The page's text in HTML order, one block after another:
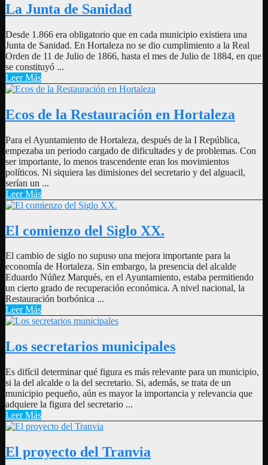
La Junta de Sanidad
Desde 1.866 era obligatorio que en cada municipio existiera una
Junta de Sanidad. En Hortaleza no se dio cumplimiento a la Real
Orden de 11 de Julio de 1866, hasta el mes de Julio de 1884, en que
se constituyó ...
Leer Más
Ecos de la Restauración en Hortaleza
Para el Ayuntamiento de Hortaleza, después de la I República,
empezaba un periodo cargado de dificultades y de problemas. Con
ser importante, lo menos trascendente eran los movimientos
políticos. Ni siquiera las dimisiones del secretario y del alguacil,
serían un ...
Leer Más
El comienzo del Siglo XX.
El cambio de siglo no supuso una mejora importante para la
economía de Hortaleza. Sin embargo, la presencia del alcalde
Eduardo Núñez Marqués, en el Ayuntamiento, estaba permitiendo
un cierto grado de recuperación económica. A nivel nacional, la
Restauración borbónica ...
Leer Más
Los secretarios municipales
Es difícil determinar qué figura es más relevante para un municipio,
si la del alcalde o la del secretario. Si, además, se trata de un
municipio pequeño, aún es mayor la importancia y relevancia que
adquiere la figura del secretario ...
Leer Más
El proyecto del Tranvia